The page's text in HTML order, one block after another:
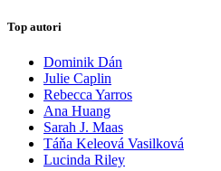
Top autori
Dominik Dán
Julie Caplin
Rebecca Yarros
Ana Huang
Sarah J. Maas
Táňa Keleová Vasilková
Lucinda Riley